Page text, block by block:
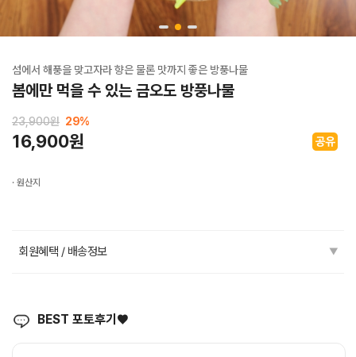
섬에서 해풍을 맞고자라 향은 물론 맛까지 좋은 방풍나물
봄에만 먹을 수 있는 금오도 방풍나물
23,900원 29%
16,900원
· 원산지
회원혜택 / 배송정보 ▼
BEST 포토후기♥